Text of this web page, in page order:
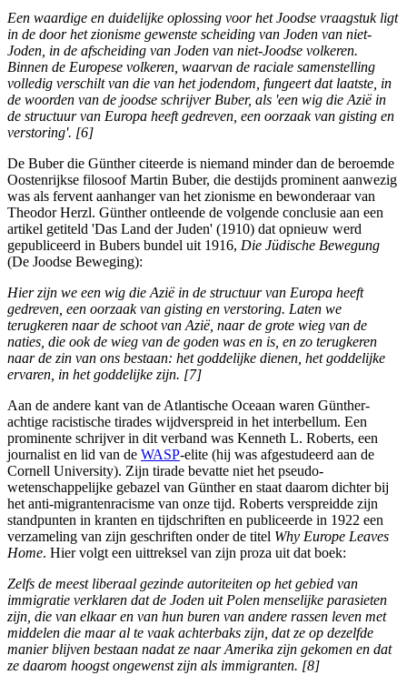
Een waardige en duidelijke oplossing voor het Joodse vraagstuk ligt
in de door het zionisme gewenste scheiding van Joden van niet-
Joden, in de afscheiding van Joden van niet-Joodse volkeren.
Binnen de Europese volkeren, waarvan de raciale samenstelling
volledig verschilt van die van het jodendom, fungeert dat laatste, in
de woorden van de joodse schrijver Buber, als 'een wig die Azië in
de structuur van Europa heeft gedreven, een oorzaak van gisting en
verstoring'. [6]
De Buber die Günther citeerde is niemand minder dan de beroemde
Oostenrijkse filosoof Martin Buber, die destijds prominent aanwezig
was als fervent aanhanger van het zionisme en bewonderaar van
Theodor Herzl. Günther ontleende de volgende conclusie aan een
artikel getiteld 'Das Land der Juden' (1910) dat opnieuw werd
gepubliceerd in Bubers bundel uit 1916, Die Jüdische Bewegung
(De Joodse Beweging):
Hier zijn we een wig die Azië in de structuur van Europa heeft
gedreven, een oorzaak van gisting en verstoring. Laten we
terugkeren naar de schoot van Azië, naar de grote wieg van de
naties, die ook de wieg van de goden was en is, en zo terugkeren
naar de zin van ons bestaan: het goddelijke dienen, het goddelijke
ervaren, in het goddelijke zijn. [7]
Aan de andere kant van de Atlantische Oceaan waren Günther-
achtige racistische tirades wijdverspreid in het interbellum. Een
prominente schrijver in dit verband was Kenneth L. Roberts, een
journalist en lid van de WASP-elite (hij was afgestudeerd aan de
Cornell University). Zijn tirade bevatte niet het pseudo-
wetenschappelijke gebazel van Günther en staat daarom dichter bij
het anti-migrantenracisme van onze tijd. Roberts verspreidde zijn
standpunten in kranten en tijdschriften en publiceerde in 1922 een
verzameling van zijn geschriften onder de titel Why Europe Leaves
Home. Hier volgt een uittreksel van zijn proza uit dat boek:
Zelfs de meest liberaal gezinde autoriteiten op het gebied van
immigratie verklaren dat de Joden uit Polen menselijke parasieten
zijn, die van elkaar en van hun buren van andere rassen leven met
middelen die maar al te vaak achterbaks zijn, dat ze op dezelfde
manier blijven bestaan nadat ze naar Amerika zijn gekomen en dat
ze daarom hoogst ongewenst zijn als immigranten. [8]